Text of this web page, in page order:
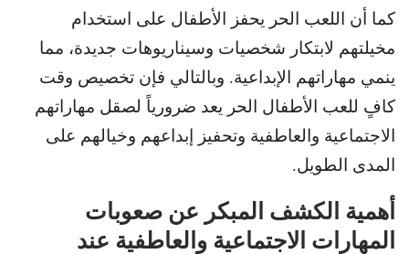
كما أن اللعب الحر يحفز الأطفال على استخدام
مخيلتهم لابتكار شخصيات وسيناريوهات جديدة، مما
ينمي مهاراتهم الإبداعية. وبالتالي فإن تخصيص وقت
كافٍ للعب الأطفال الحر يعد ضرورياً لصقل مهاراتهم
الاجتماعية والعاطفية وتحفيز إبداعهم وخيالهم على
المدى الطويل.
أهمية الكشف المبكر عن صعوبات
المهارات الاجتماعية والعاطفية عند